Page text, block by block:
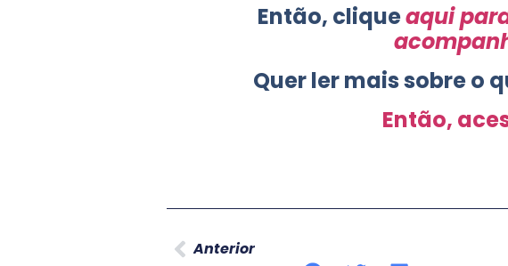
Então, cliqueaqui
Quer ler mais sobre o
Então,
Anterior